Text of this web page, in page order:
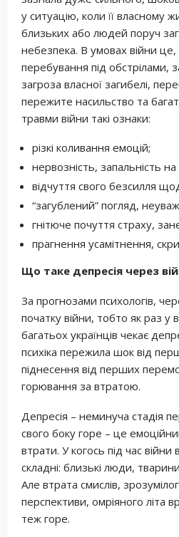
у ситуацію, коли її власному
близьких або людей поруч
небезпека. В умовах війни
перебування під обстрілами,
загроза власної загибелі,
пережите насильство та
травми війни такі ознаки:
різкі коливання емоцій;
нервозність, запальність
відчуття свого безсилля
“загублений” погляд,
гнітюче почуття страху,
прагнення усамітнення,
Що таке депресія через
За прогнозами психологів,
початку війни, тобто як раз у
багатьох українців чекає
психіка пережила шок від
піднесення від перших
горювання за втратою.
Депресія – неминуча стадія
свого боку горе – це
втрати. У когось під час
складні: близькі люди,
Але втрата смислів,
перспективи, омріяного літа
теж горе.